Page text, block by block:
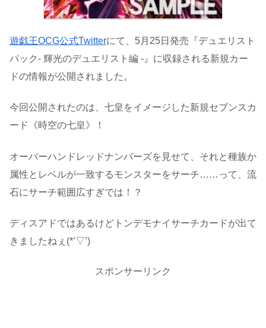
遊戯王OCG公式Twitterにて、5月25日発売『デュエリスト
パック- 輝光のデュエリスト編 -』に収録される新規カー
ドの情報が公開されました。
今回公開されたのは、七皇をイメージした新規セブンスカ
ード《時空の七皇》！
オーバーハンドレッドナンバーズを見せて、それと種族か
属性とレベルが一致するモンスターをサーチ……って、流
石にサーチ範囲広すぎでは！？
ディスアドではあるけどトンデモナイサーチカードが出て
きましたねぇ(*’▽’)
スポンサーリンク